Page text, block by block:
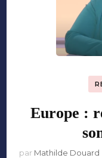
Europe :
par Mathilde Douard